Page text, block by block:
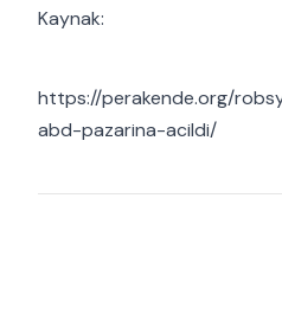
Kaynak:
https://perakende.org/
abd-pazarina-acildi/